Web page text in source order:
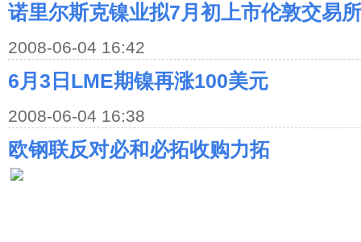
诺里尔斯克镍业拟7月初上市伦敦交易所
2008-06-04 16:42
6月3日LME期镍再涨100美元
2008-06-04 16:38
欧钢联反对必和必拓收购力拓